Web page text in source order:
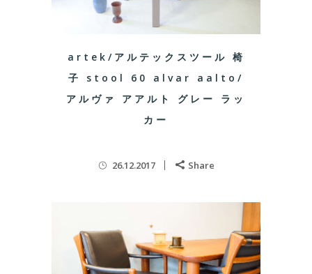
artek/アルテックスツール 椅
子 stool 60 alvar aalto/
アルヴァ アアルト グレー ラッ
カー
26.12.2017 Share